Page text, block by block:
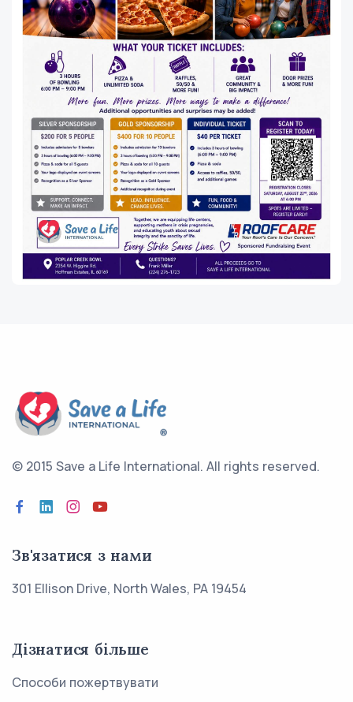
© 2015 Save a Life International. All rights reserved.
Зв'язатися з нами
301 Ellison Drive, North Wales, PA 19454
Дізнатися більше
Способи пожертвувати